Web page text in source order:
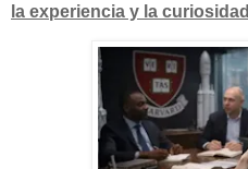
la experiencia y la curiosidad